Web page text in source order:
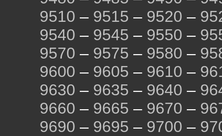
9510 – 9515 – 9520 –
9540 – 9545 – 9550 –
9570 – 9575 – 9580 –
9600 – 9605 – 9610 –
9630 – 9635 – 9640 –
9660 – 9665 – 9670 –
9690 – 9695 – 9700 –